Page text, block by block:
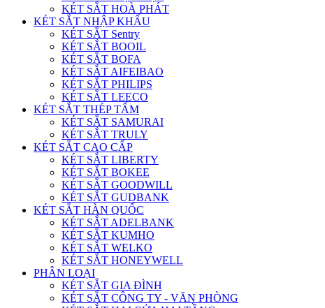
KÉT SẮT HOÀ PHÁT
KÉT SẮT NHẬP KHẨU
KÉT SẮT Sentry
KÉT SẮT BOOIL
KÉT SẮT BOFA
KÉT SẮT AIFEIBAO
KÉT SẮT PHILIPS
KÉT SẮT LEECO
KÉT SẮT THÉP TẤM
KÉT SẮT SAMURAI
KÉT SẮT TRULY
KÉT SẮT CAO CẤP
KÉT SẮT LIBERTY
KÉT SẮT BOKEE
KÉT SẮT GOODWILL
KÉT SẮT GUDBANK
KÉT SẮT HÀN QUỐC
KÉT SẮT ADELBANK
KÉT SẮT KUMHO
KÉT SẮT WELKO
KÉT SẮT HONEYWELL
PHÂN LOẠI
KÉT SẮT GIA ĐÌNH
KÉT SẮT CÔNG TY - VĂN PHÒNG